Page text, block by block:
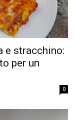
e stracchino:
per un
0